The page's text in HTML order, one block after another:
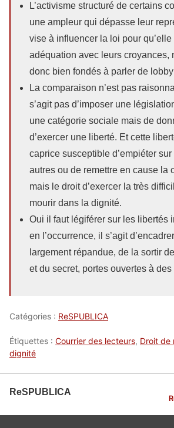
L’activisme structuré de certains
une ampleur qui dépasse leur
vise à influencer la loi pour qu’elle
adéquation avec leurs croyances,
donc bien fondés à parler de
La comparaison n’est pas
s’agit pas d’imposer une
une catégorie sociale mais de
d’exercer une liberté. Et cette
caprice susceptible d’empiéter
autres ou de remettre en cause la
mais le droit d’exercer la très
mourir dans la dignité.
Oui il faut légiférer sur les libertés
en l’occurrence, il s’agit
largement répandue, de la sortir
et du secret, portes ouvertes à des
Catégories : ReSPUBLICA
Étiquettes : Courrier des lecteurs, Droit de
dignité
ReSPUBLICA